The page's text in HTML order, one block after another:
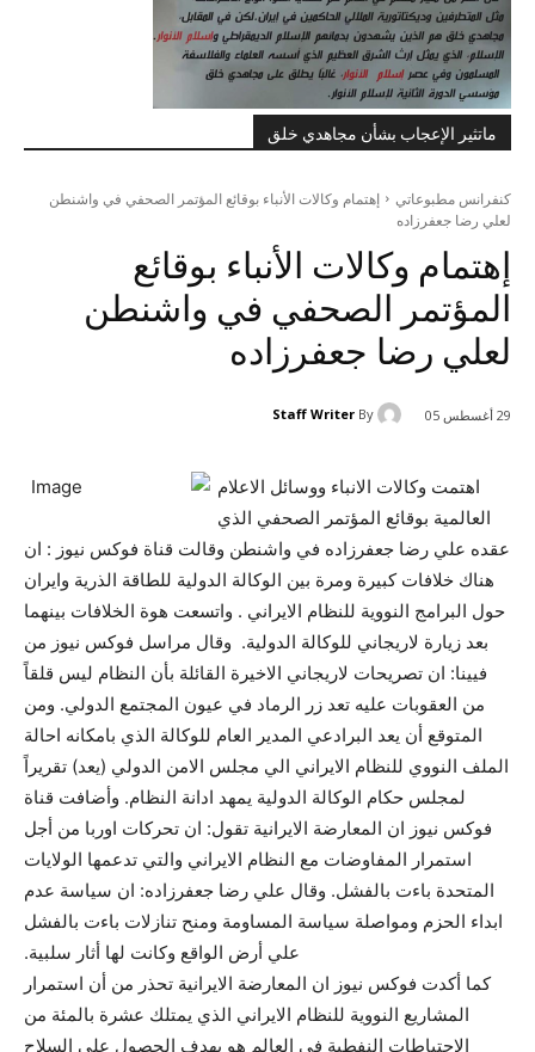
ماتثير الإعجاب بشأن مجاهدي خلق
كنفرانس مطبوعاتي
إهتمام وكالات الأنباء بوقائع المؤتمر الصحفي في واشنطن
لعلي رضا جعفرزاده
إهتمام وكالات الأنباء بوقائع
المؤتمر الصحفي في واشنطن
لعلي رضا جعفرزاده
29 أغسطس 05 By
Staff Writer
اهتمت وكالات الانباء ووسائل الاعلام
العالمية بوقائع المؤتمر الصحفي الذي
عقده علي رضا جعفرزاده في واشنطن وقالت قناة فوكس نيوز : ان
هناك خلافات كبيرة ومرة بين الوكالة الدولية للطاقة الذرية وايران
حول البرامج النووية للنظام الايراني . واتسعت هوة الخلافات بينهما
بعد زيارة لاريجاني للوكالة الدولية. وقال مراسل فوكس نيوز من
فيينا: ان تصريحات لاريجاني الاخيرة القائلة بأن النظام ليس قلقاً
من العقوبات عليه تعد زر الرماد في عيون المجتمع الدولي. ومن
المتوقع أن يعد البرادعي المدير العام للوكالة الذي بامكانه احالة
الملف النووي للنظام الايراني الي مجلس الامن الدولي (يعد) تقريراً
لمجلس حكام الوكالة الدولية يمهد ادانة النظام. وأضافت قناة
فوكس نيوز ان المعارضة الايرانية تقول: ان تحركات اوربا من أجل
استمرار المفاوضات مع النظام الايراني والتي تدعمها الولايات
المتحدة باءت بالفشل. وقال علي رضا جعفرزاده: ان سياسة عدم
ابداء الحزم ومواصلة سياسة المساومة ومنح تنازلات باءت بالفشل
علي أرض الواقع وكانت لها أثار سلبية.
كما أكدت فوكس نيوز ان المعارضة الايرانية تحذر من أن استمرار
المشاريع النووية للنظام الايراني الذي يمتلك عشرة بالمئة من
الاحتياطات النفطية في العالم هو بهدف الحصول علي السلاح